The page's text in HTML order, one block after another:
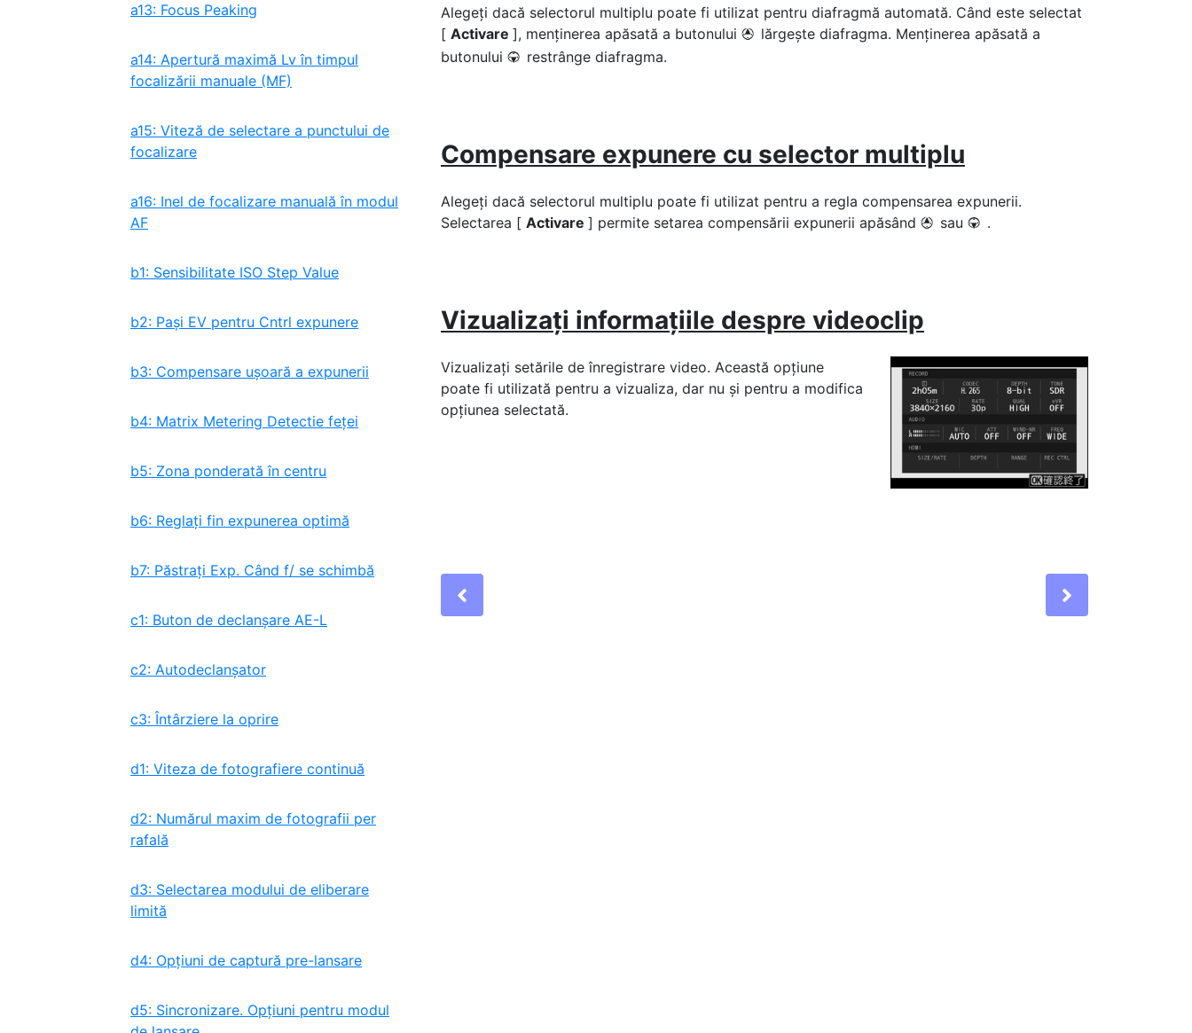
a13: Focus Peaking
a14: Apertură maximă Lv în timpul
focalizării manuale (MF)
a15: Viteză de selectare a punctului de
focalizare
a16: Inel de focalizare manuală în modul
AF
b1: Sensibilitate ISO Step Value
b2: Pași EV pentru Cntrl expunere
b3: Compensare ușoară a expunerii
b4: Matrix Metering Detectie feței
b5: Zona ponderată în centru
b6: Reglați fin expunerea optimă
b7: Păstrați Exp. Când f/ se schimbă
c1: Buton de declanșare AE-L
c2: Autodeclanșator
c3: Întârziere la oprire
d1: Viteza de fotografiere continuă
d2: Numărul maxim de fotografii per
rafală
d3: Selectarea modului de eliberare
limită
d4: Opțiuni de captură pre-lansare
d5: Sincronizare. Opțiuni pentru modul
Alegeți dacă selectorul multiplu poate fi utilizat pentru diafragmă automată. Când este selectat
[ Activare ], menținerea apăsată a butonului 1 lărgește diafragma. Menținerea apăsată a
butonului 3 restrânge diafragma.
Compensare expunere cu selector multiplu
Alegeți dacă selectorul multiplu poate fi utilizat pentru a regla compensarea expunerii.
Selectarea [ Activare ] permite setarea compensării expunerii apăsând 1 sau 3 .
Vizualizați informațiile despre videoclip
Vizualizați setările de înregistrare video. Această opțiune
poate fi utilizată pentru a vizualiza, dar nu și pentru a modifica
opțiunea selectată.